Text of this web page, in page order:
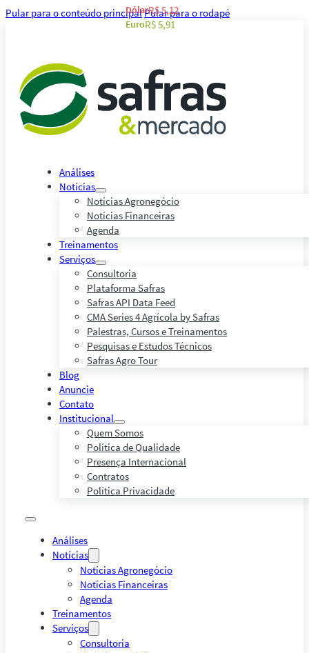
Pular para o conteúdo principalPular para o rodapé
Análises
Notícias
Notícias Agronegócio
Notícias Financeiras
Agenda
Treinamentos
Serviços
Consultoria
Plataforma Safras
Safras API Data Feed
CMA Series 4 Agrícola by Safras
Palestras, Cursos e Treinamentos
Pesquisas e Estudos Técnicos
Safras Agro Tour
Blog
Anuncie
Contato
Institucional
Quem Somos
Política de Qualidade
Presença Internacional
Contratos
Política Privacidade
Análises
Notícias
Notícias Agronegócio
Notícias Financeiras
Agenda
Treinamentos
Serviços
Consultoria
DólarR$ 5,12
EuroR$ 5,91